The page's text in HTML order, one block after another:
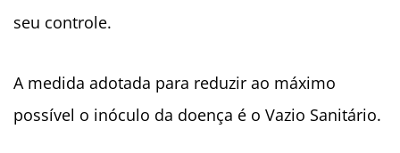
seu controle.
A medida adotada para reduzir ao máximo
possível o inóculo da doença é o Vazio Sanitário.